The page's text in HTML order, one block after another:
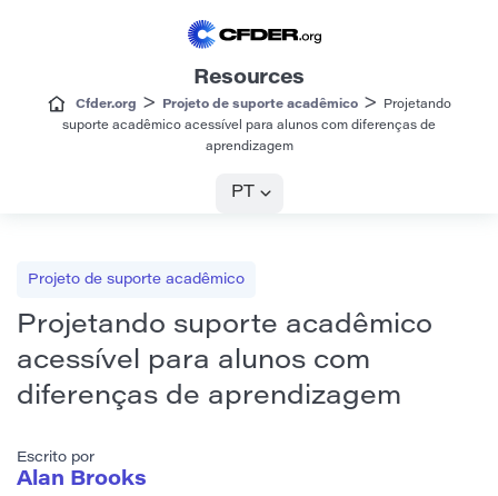
Resources
Cfder.org > Projeto de suporte acadêmico>
Projetando
suporte acadêmico acessível para alunos com diferenças de
aprendizagem
PT
Projeto de suporte acadêmico
Projetando suporte acadêmico
acessível para alunos com
diferenças de aprendizagem
Escrito por
Alan Brooks